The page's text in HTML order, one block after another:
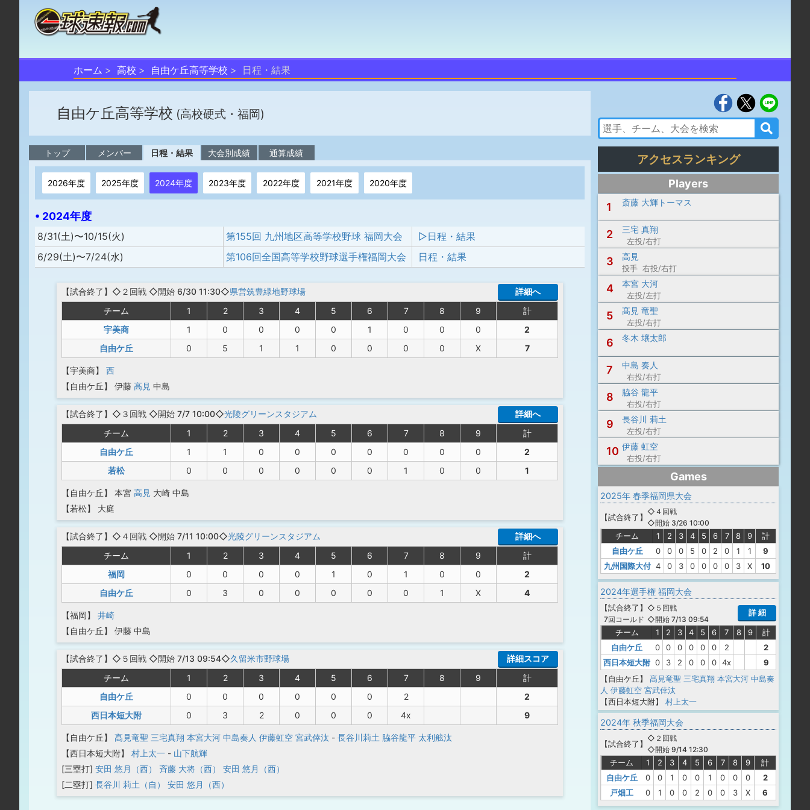
ホーム 高校 自由ケ丘高等学校 日程・結果
自由ケ丘高等学校 (高校硬式・福岡)
トップ メンバー 日程・結果 大会別成績 通算成績
2026年度 2025年度 2024年度 2023年度 2022年度 2021年度 2020年度
• 2024年度
8/31(土)〜10/15(火) 第155回 九州地区高等学校野球 福岡大会
▷日程・結果
6/29(土)〜7/24(水)
第106回全国高等学校野球選手権福岡大会 日程・結果
【試合終了 】◇２回戦 ◇開始 6/30 11:30◇県営筑豊緑地野球場
チーム
1 2 3 4 5 6 7 8 9
計
宇美商
1 0 0 0 0 1 0 0 0
2
自由ケ丘
0 5 1 1 0 0 0 0 X 7
【宇美商】
西
【自由ケ丘】
伊藤 高見 中島
詳細へ
【試合終了 】◇３回戦 ◇開始 7/7 10:00◇光陵グリーンスタジアム
チーム
1 2 3 4 5 6 7 8 9
計
自由ケ丘
1 1 0 0 0 0 0 0 0
2
若松
0 0 0 0 0 0 1 0 0 1
【自由ケ丘】 本宮 高見 大崎 中島
【若松】
大庭
詳細へ
【試合終了 】◇４回戦 ◇開始 7/11 10:00◇光陵グリーンスタジアム
チーム
1 2 3 4 5 6 7 8 9
計
福岡
0 0 0 0 1 0 1 0 0
2
自由ケ丘
0 3 0 0 0 0 0 1 X 4
【福岡】
井崎
【自由ケ丘】
伊藤 中島
詳細へ
【試合終了 】◇５回戦 ◇開始 7/13 09:54◇久留米市野球場
チーム
1 2 3 4 5 6 7 8 9
計
自由ケ丘
0 0 0 0 0 0 2
2
西日本短大附
0 3 2 0 0 0 4x 9
【自由ケ丘】 髙見竜聖 三宅真翔 本宮大河 中島奏人 伊藤虹空 宮武倖汰 - 長谷川莉土 脇谷龍平 太利舷汰
【西日本短大附】
村上太一 - 山下航輝
[三塁打] 安田 悠月（西） 斉藤 大将（西）
安田 悠月（西）
[二塁打] 長谷川 莉土（自） 安田 悠月（西）
詳細スコア
アクセスランキング
Players
1
斎藤 大輝トーマス
2 三宅 真翔
左投/右打
3 高見
投手 右投/右打
4 本宮 大河
左投/左打
5 髙見 竜聖
左投/右打
6 冬木 壌太郎
7 中島 奏人
右投/右打
8 脇谷 龍平
右投/右打
9 長谷川 莉土
左投/右打
10 伊藤 虹空
右投/右打
Games
2025年 春季福岡県大会
【試合終了 】
◇４回戦
◇開始 3/26 10:00
チーム 1 2 3 4 5 6 7 8 9
計
自由ケ丘
0 0 0 5 0 2 0 1 1
9
九州国際大付 4 0 3 0 0 0 0 3 X 10
2024年選手権 福岡大会
【試合終了 】
7回コールド
◇５回戦
◇開始 7/13 09:54
詳 細
チーム 1 2 3 4 5 6 7 8 9
計
自由ケ丘
0 0 0 0 0 0 2
2
西日本短大附 0 3 2 0 0 0 4x
9
【自由ケ丘】
髙見竜聖 三宅真翔 本宮大河 中島奏
人 伊藤虹空 宮武倖汰
【西日本短大附】
村上太一
2024年 秋季福岡大会
【試合終了 】
◇２回戦
◇開始 9/14 12:30
チーム 1 2 3 4 5 6 7 8 9
計
自由ケ丘
0 0 1 0 0 1 0 0 0
2
戸畑工
0 1 0 0 2 0 0 3 X 6